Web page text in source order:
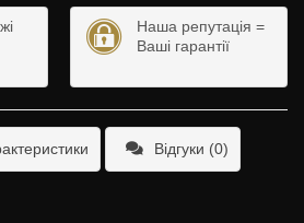
Наша репутація =
Ваші гарантії
Відгуки (0)